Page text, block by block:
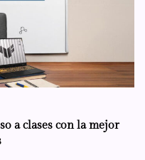
a clases con la mejor